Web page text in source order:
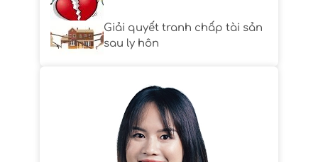
Giải quyết tranh chấp tài sản
sau ly hôn